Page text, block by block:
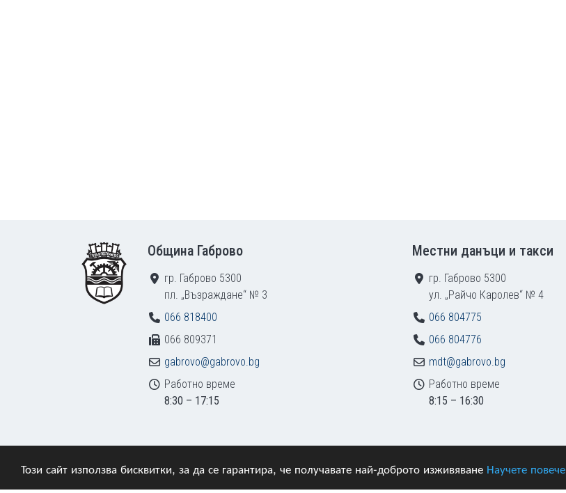
Този сайт използва бисквитки, за да се гарантира, че получавате най-доброто изживяване Научете повече
Община Габрово
гр. Габрово 5300
пл. „Възраждане“ № 3
066 818400
066 809371
gabrovo@gabrovo.bg
Работно време
8:30 – 17:15
Местни данъци и такси
гр. Габрово 5300
ул. „Райчо Каролев“ № 4
066 804775
066 804776
mdt@gabrovo.bg
Работно време
8:15 – 16:30
© 2009–2026 Община Габрово. Всички права запазени.